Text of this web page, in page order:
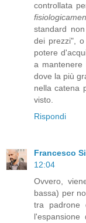
controllata
standard
dei prezzi",
potere
a mantenere
dove la più
nella catena
visto.
Rispondi
Francesco
12:04
Ovvero,
bassa) per
tra padrone